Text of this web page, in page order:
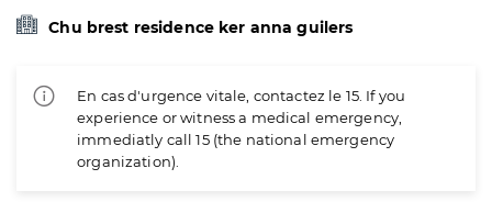
Chu brest residence ker anna guilers
En cas d'urgence vitale, contactez le 15. If you
experience or witness a medical emergency,
immediatly call 15 (the national emergency
organization).